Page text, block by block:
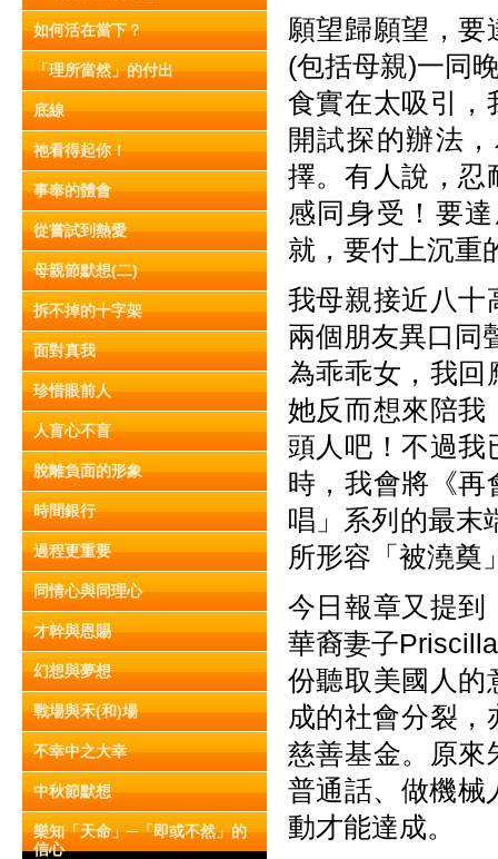
如何活在當下？
「理所當然」的付出
底線
祂看得起你！
事奉的體會
從嘗試到熱愛
母親節默想(二)
拆不掉的十字架
面對真我
珍惜眼前人
人盲心不盲
脫離負面的形象
時間銀行
過程更重要
同情心與同理心
才幹與恩賜
幻想與夢想
戰場與禾(和)場
不幸中之大幸
中秋節默想
樂知「天命」─「即或不然」的
信心
願望歸願望，要
(包括母親)一同
食實在太吸引，
開試探的辦法
擇。有人說，忍
感同身受！要
就，要付上沉重
我母親接近八十
兩個朋友異口同
為乖乖女，我回
她反而想來陪我
頭人吧！不過我
時，我會將《再
唱」系列的最末
所形容「被澆奠
今日報章又提到
華裔妻子
份聽取美國人的
成的社會分裂
慈善基金。原來
普通話、做機械
動才能達成。